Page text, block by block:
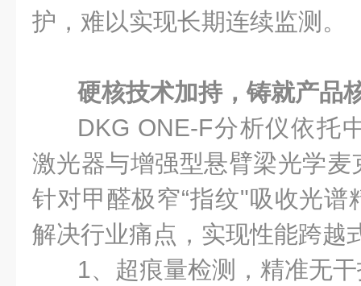
护，难以实现长期连续监测。
硬核技术加持，铸就产品
DKG ONE-F分析仪依托
激光器与增强型悬臂梁光学
针对甲醛极窄“指纹"吸收光谱
解决行业痛点，实现性能跨越
1、超痕量检测，精准无